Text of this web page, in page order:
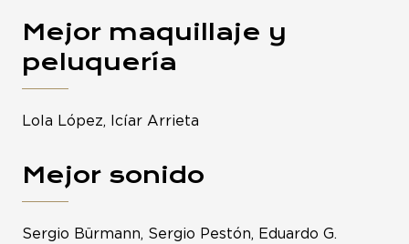
Mejor maquillaje y
peluquería
Lola López, Icíar Arrieta
Mejor sonido
Sergio Bürmann, Sergio Pestón, Eduardo G.